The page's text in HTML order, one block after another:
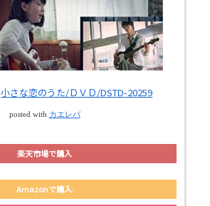
小さな恋のうた/ＤＶＤ/DSTD-20259
posted with カエレバ
楽天市場で購入
Amazonで購入